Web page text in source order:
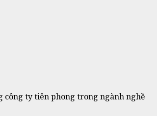
công ty tiên phong trong ngành nghề